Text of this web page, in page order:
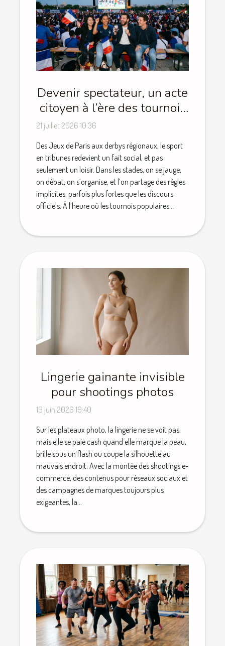
Devenir spectateur, un acte
citoyen à l’ère des tournois
populaires
21 juillet 2026 10:36
Des Jeux de Paris aux derbys régionaux, le sport
en tribunes redevient un fait social, et pas
seulement un loisir. Dans les stades, on se jauge,
on débat, on s’organise, et l’on partage des règles
implicites, parfois plus fortes que les discours
officiels. À l’heure où les tournois populaires...
Lingerie gainante invisible
pour shootings photos
19 juin 2026 19:40
Sur les plateaux photo, la lingerie ne se voit pas,
mais elle se paie cash quand elle marque la peau,
brille sous un flash ou coupe la silhouette au
mauvais endroit. Avec la montée des shootings e-
commerce, des contenus pour réseaux sociaux et
des campagnes de marques toujours plus
exigeantes, la...